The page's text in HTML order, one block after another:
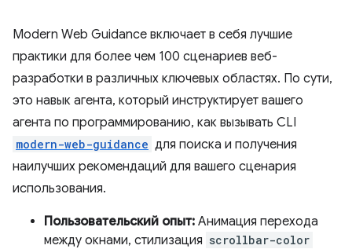
Modern Web Guidance включает в себя лучшие
практики для более чем 100 сценариев веб-
разработки в различных ключевых областях. По сути,
это навык агента, который инструктирует вашего
агента по программированию, как вызывать CLI
modern-web-guidance для поиска и получения
наилучших рекомендаций для вашего сценария
использования.
Пользовательский опыт: Анимация перехода
между окнами, стилизация scrollbar-color